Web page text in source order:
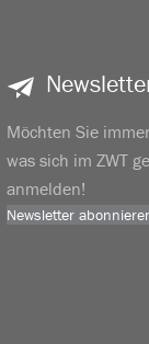
Möchten Sie
was sich im ZWT
anmelden!
Newsletter